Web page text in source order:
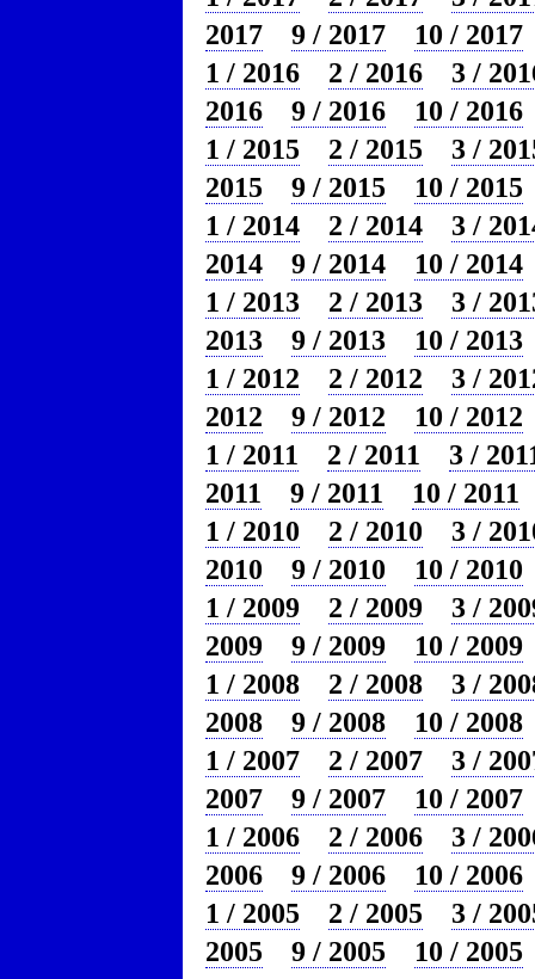
2017
9 / 2017
10 / 2017
1 / 2016
2 / 2016
3 /
2016
9 / 2016
10 / 2016
1 / 2015
2 / 2015
3 /
2015
9 / 2015
10 / 2015
1 / 2014
2 / 2014
3 /
2014
9 / 2014
10 / 2014
1 / 2013
2 / 2013
3 /
2013
9 / 2013
10 / 2013
1 / 2012
2 / 2012
3 /
2012
9 / 2012
10 / 2012
1 / 2011
2 / 2011
3 /
2011
9 / 2011
10 / 2011
1 / 2010
2 / 2010
3 /
2010
9 / 2010
10 / 2010
1 / 2009
2 / 2009
3 /
2009
9 / 2009
10 / 2009
1 / 2008
2 / 2008
3 /
2008
9 / 2008
10 / 2008
1 / 2007
2 / 2007
3 /
2007
9 / 2007
10 / 2007
1 / 2006
2 / 2006
3 /
2006
9 / 2006
10 / 2006
1 / 2005
2 / 2005
3 /
2005
9 / 2005
10 / 2005